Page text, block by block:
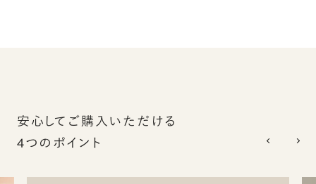
安心してご購入いただける
4つのポイント